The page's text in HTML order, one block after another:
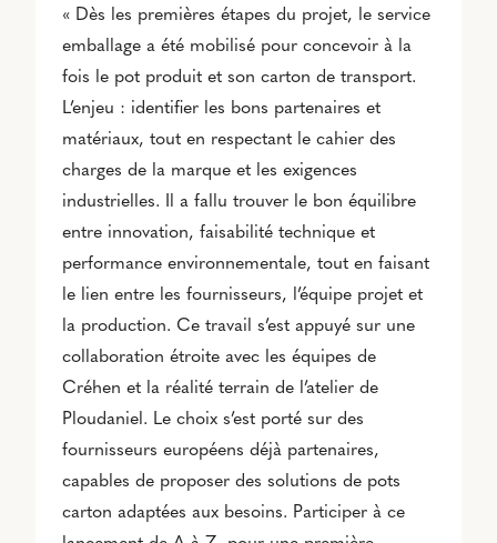
« Dès les premières étapes du projet, le service
emballage a été mobilisé pour concevoir à la
fois le pot produit et son carton de transport.
L’enjeu : identifier les bons partenaires et
matériaux, tout en respectant le cahier des
charges de la marque et les exigences
industrielles. Il a fallu trouver le bon équilibre
entre innovation, faisabilité technique et
performance environnementale, tout en faisant
le lien entre les fournisseurs, l’équipe projet et
la production. Ce travail s’est appuyé sur une
collaboration étroite avec les équipes de
Créhen et la réalité terrain de l’atelier de
Ploudaniel. Le choix s’est porté sur des
fournisseurs européens déjà partenaires,
capables de proposer des solutions de pots
carton adaptées aux besoins. Participer à ce